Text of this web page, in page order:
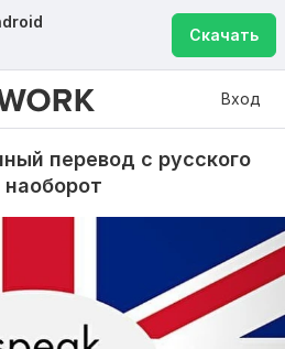
Скачать
Вход
перевод с русского
наоборот